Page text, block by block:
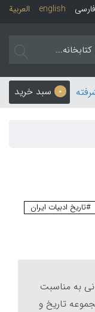
العربیة english فارسی
0 سبد خرید
#تاریخ ادبیات ایران
به مناسبت
تاریخ و